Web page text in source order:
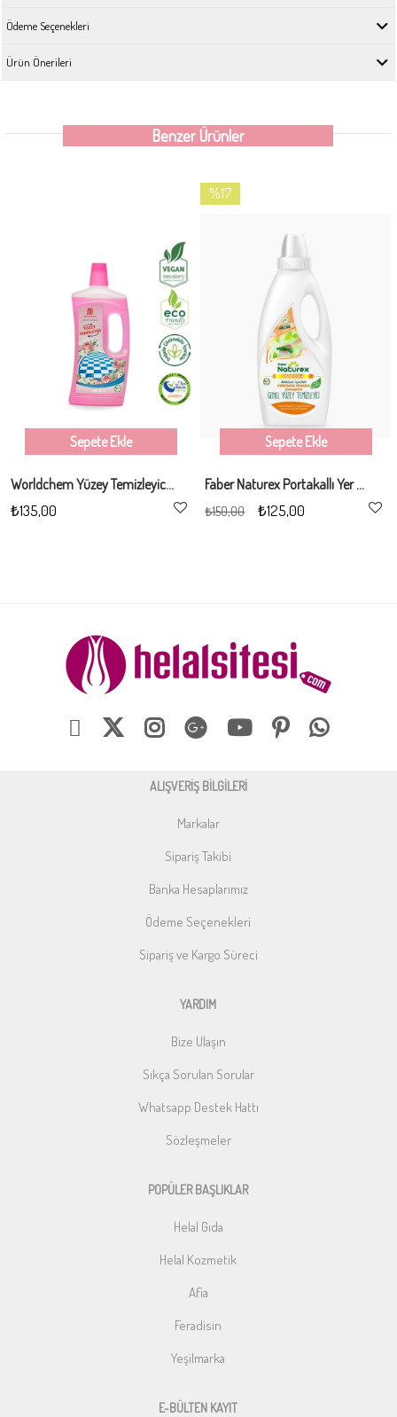
Ödeme Seçenekleri
Ürün Önerileri
Benzer Ürünler
Worldchem Yüzey Temizleyici 1LT
₺135,00
Sepete Ekle
Faber Naturex Portakallı Yer ve Yüzey Genel Temizleyici (1 L Şişe)
₺125,00
₺150,00
Sepete Ekle
%17
ALIŞVERİŞ BİLGİLERİ
Markalar
Sipariş Takibi
Banka Hesaplarımız
Ödeme Seçenekleri
Sipariş ve Kargo Süreci
YARDIM
Bize Ulaşın
Sıkça Sorulan Sorular
Whatsapp Destek Hattı
Sözleşmeler
POPÜLER BAŞLIKLAR
Helal Gıda
Helal Kozmetik
Afia
Feradisin
Yeşilmarka
E-BÜLTEN KAYIT